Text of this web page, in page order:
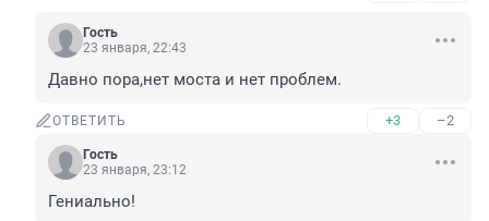
Гость
23 января, 22:43
Давно пора,нет моста и нет проблем.
ОТВЕТИТЬ +3 –2
Гость
23 января, 23:12
Гениально!